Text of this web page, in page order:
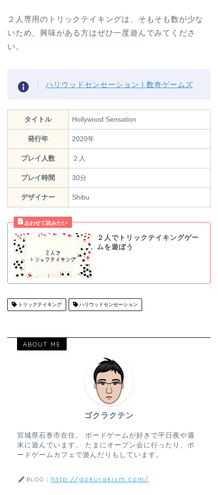
２人専用のトリックテイキングは、そもそも数が少な
いため、興味がある方はぜひ一度遊んでみてくださ
い。
ハリウッドセンセーション | 数奇ゲームズ
タイトル Hollywood Sensation
発行年 2020年
プレイ人数 ２人
プレイ時間 30分
デザイナー Shibu
２人でトリックテイキングゲー
ムを遊ぼう
トリックテイキング ハリウッドセンセーション
ABOUT ME
ゴクラクテン
宮城県石巻市在住。 ボードゲームが好きで平日夜や週
末に遊んでいます。 たまにオープン会に行ったり、ボ
ードゲームカフェで遊んだりもしています。
BLOG： http://gokurakism.com/